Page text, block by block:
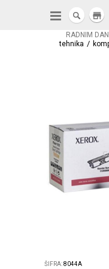
RADNIM
store
tehnika /
ŠIFRA:8044A